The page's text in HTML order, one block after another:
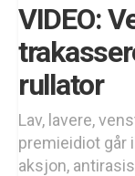
VIDEO:
rullator
Lav, lavere,
premieidiot går
aksjon,